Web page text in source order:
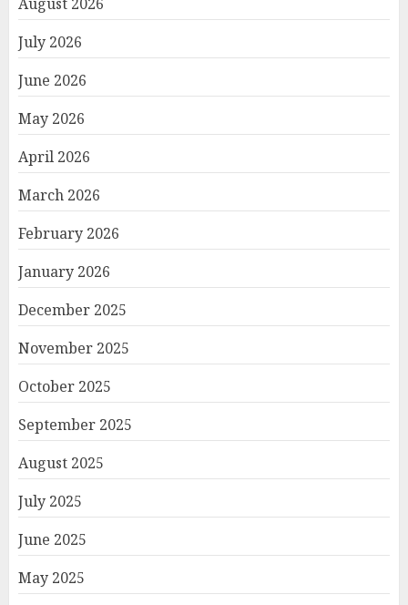
July 2026
June 2026
May 2026
April 2026
March 2026
February 2026
January 2026
December 2025
November 2025
October 2025
September 2025
August 2025
July 2025
June 2025
May 2025